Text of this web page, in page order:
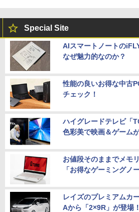
Special Site
AIスマートノートの
なぜ魅力的なのか？
性能の良いお得な中古
チェック！
ハイグレードテレビ「
色彩美で映画＆ゲーム
お値段そのままでメモ
「お得なゲーミングノ
レイズのプレミアムカ
Aから「2×9R」が登場！